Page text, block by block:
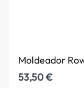
Moldeador
53,50€